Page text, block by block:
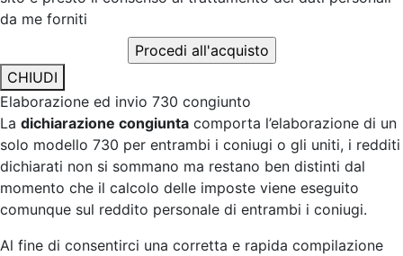
da me forniti
CHIUDI
Elaborazione ed invio 730 congiunto
La dichiarazione congiunta comporta l’elaborazione di un
solo modello 730 per entrambi i coniugi o gli uniti, i redditi
dichiarati non si sommano ma restano ben distinti dal
momento che il calcolo delle imposte viene eseguito
comunque sul reddito personale di entrambi i coniugi.
Al fine di consentirci una corretta e rapida compilazione